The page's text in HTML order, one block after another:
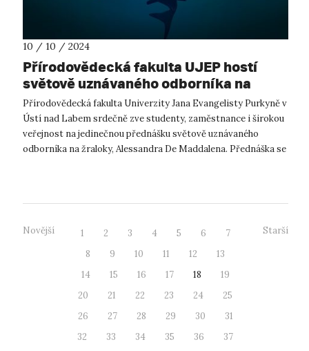
10 / 10 / 2024
Přírodovědecká fakulta UJEP hostí
světově uznávaného odborníka na
žraloky Alessandra De Maddalena
Přírodovědecká fakulta Univerzity Jana Evangelisty Purkyně v
Ústí nad Labem srdečně zve studenty, zaměstnance i širokou
veřejnost na jedinečnou přednášku světově uznávaného
odborníka na žraloky, Alessandra De Maddalena. Přednáška se
Novější 1 2 3 4 5 6
7
8
9 10 11 12
13
14
15 16 17 18
19
20
21 22 23 24
25
26
27 28 29 30
31
32
33 34 35 36
37
Starší